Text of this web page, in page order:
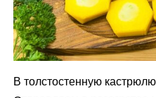
В толстостенную